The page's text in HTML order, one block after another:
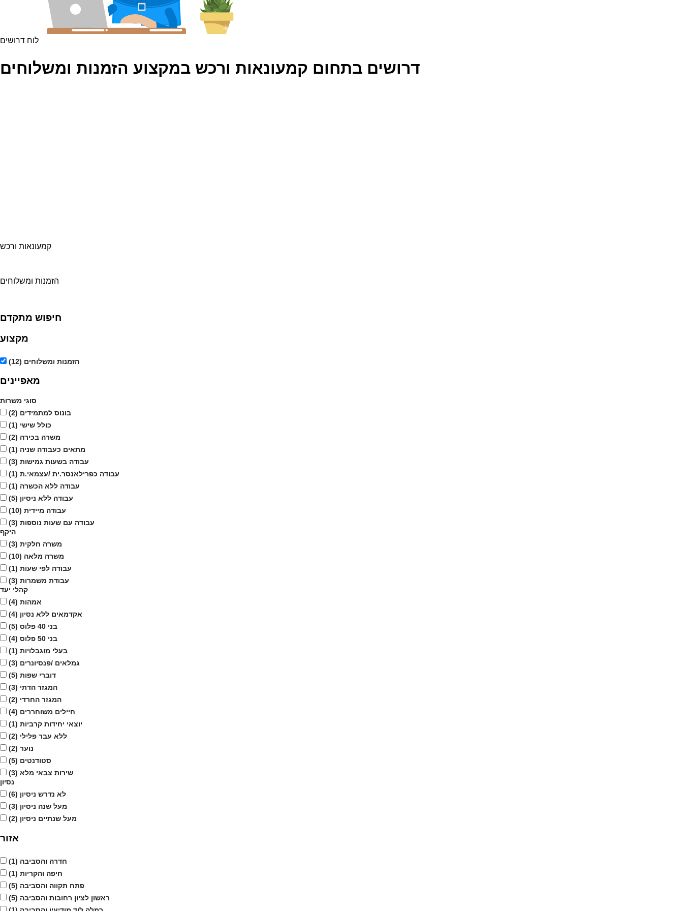
לוח דרושים
דרושים בתחום קמעונאות ורכש במקצוע הזמנות ומשלוחים
קמעונאות ורכש
הזמנות ומשלוחים
חיפוש מתקדם
מקצוע
הזמנות ומשלוחים (12)
מאפיינים
סוגי משרות
בונוס למתמידים (2)
כולל שישי (1)
משרה בכירה (2)
מתאים כעבודה שניה (1)
עבודה בשעות גמישות (3)
עבודה כפרילאנסר.ית /עצמאי.ת (1)
עבודה ללא הכשרה (1)
עבודה ללא ניסיון (5)
עבודה מיידית (10)
עבודה עם שעות נוספות (3)
היקף
משרה חלקית (3)
משרה מלאה (10)
עבודה לפי שעות (1)
עבודת משמרות (3)
קהלי יעד
אמהות (4)
אקדמאים ללא נסיון (4)
בני 40 פלוס
(5)
בני 50 פלוס
(4)
בעלי מוגבלויות (1)
גמלאים /פנסיונרים (3)
דוברי שפות (5)
המגזר הדתי (3)
המגזר החרדי (2)
חיילים משוחררים (4)
יוצאי יחידות קרביות (1)
ללא עבר פלילי (2)
נוער (2)
סטודנטים (5)
שירות צבאי מלא (3)
נסיון
לא נדרש ניסיון (6)
מעל שנה ניסיון (3)
מעל שנתיים ניסיון (2)
אזור
חדרה והסביבה (1)
חיפה והקריות (1)
פתח תקווה והסביבה (5)
ראשון לציון רחובות והסביבה (5)